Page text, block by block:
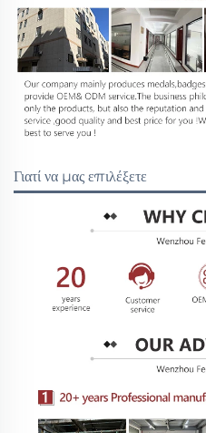
Γιατί να μας επιλέξετε